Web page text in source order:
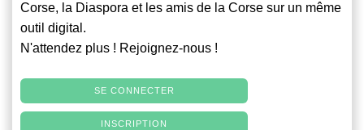
Corse, la Diaspora et les amis de la Corse sur un même
outil digital.
N'attendez plus ! Rejoignez-nous !
SE CONNECTER
INSCRIPTION